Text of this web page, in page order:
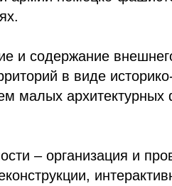
и содержание
в виде
малых
– организация и